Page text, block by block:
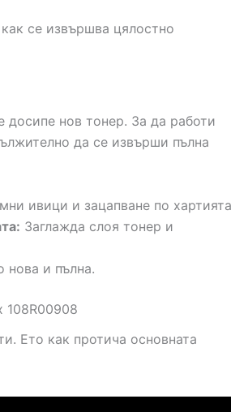
се извършва цялостно
досипе нов тонер. За да работи
да се извърши пълна
ивици и зацапване по
Заглажда слоя тонер и
нова и пълна.
108R00908
Ето как протича основната